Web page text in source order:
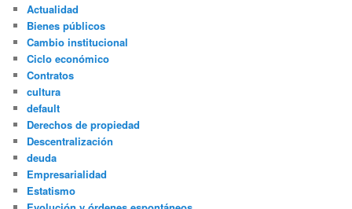
Actualidad
Bienes públicos
Cambio institucional
Ciclo económico
Contratos
cultura
default
Derechos de propiedad
Descentralización
deuda
Empresarialidad
Estatismo